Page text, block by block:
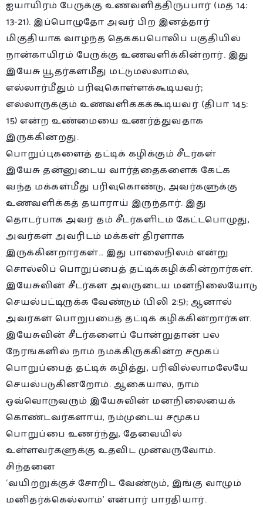
ஐயாயிரம் பேருக்கு உணவளித்திருப்பார் (மத் 14:
13-21). இப்பொழுதோ அவர் பிற இனத்தார்
மிகுதியாக வாழ்ந்த தெக்கப்பொலிப் பகுதியில்
நான்காயிரம் பேருக்கு உணவளிக்கின்றார். இது
இயேசு யூதர்கள்மீது மட்டுமல்லாமல்,
எல்லார்மீதும் பரிவுகொள்ளக்கூடியவர்;
எல்லாருக்கும் உணவளிக்கக்கூடியவர் (திபா 145:
15) என்ற உண்மையை உணர்த்துவதாக
இருக்கின்றது.
பொறுப்புகளைத் தட்டிக் கழிக்கும் சீடர்கள்
இயேசு தன்னுடைய வார்த்தைகளைக் கேட்க
வந்த மக்கள்மீது பரிவுகொண்டு, அவர்களுக்கு
உணவளிக்கத் தயாராய் இருந்தார். இது
தொடர்பாக அவர் தம் சீடர்களிடம் கேட்டபொழுது,
அவர்கள் அவரிடம் மக்கள் திரளாக
இருக்கின்றார்கள்… இது பாலைநிலம் என்று
சொல்லிப் பொறுப்பைத் தட்டிக்கழிக்கின்றார்கள்.
இயேசுவின் சீடர்கள் அவருடைய மனநிலையோடு
செயல்பட்டிருக்க வேண்டும் (பிலி 2:5); ஆனால்
அவர்கள் பொறுப்பைத் தட்டிக் கழிக்கின்றார்கள்.
இயேசுவின் சீடர்களைப் போன்றுதான் பல
நேரங்களில் நாம் நமக்கிருக்கின்ற சமூகப்
பொறுப்பைத் தட்டிக் கழித்து, பரிவில்லாமலேயே
செயல்படுகின்றோம். ஆகையால், நாம்
ஒவ்வொருவரும் இயேசுவின் மனநிலையைக்
கொண்டவர்களாய், நம்முடைய சமூகப்
பொறுப்பை உணர்ந்து, தேவையில்
உள்ளவர்களுக்கு உதவிட முன்வருவோம்.
சிந்தனை
‘வயிற்றுக்குச் சோறிட வேண்டும், இங்கு வாழும்
மனிதர்க்கெல்லாம்’ என்பார் பாரதியார்.